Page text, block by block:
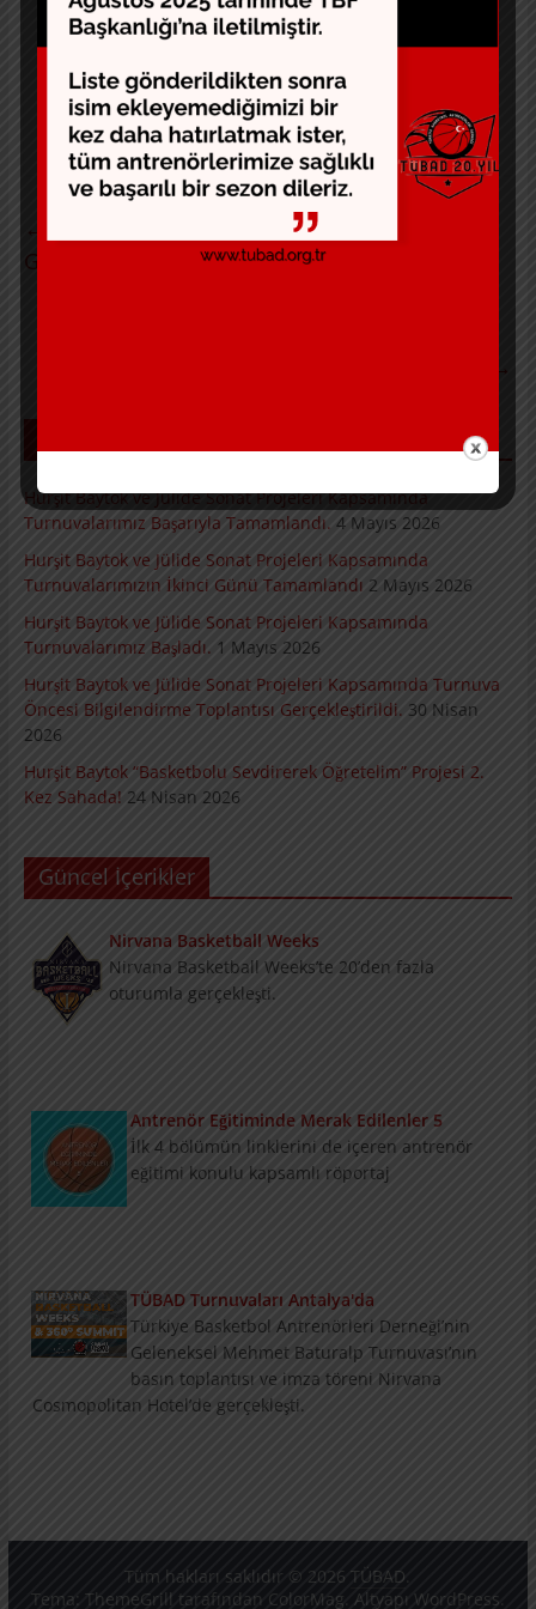
Kademe
Kaynak: www.tbf.org.tr
←
Bölgesel Antrenör Gelişim Semineri
Gaziantep’te Düzenlendi
→
Hurşit Baytok ve Jülide Sonat Projeleri Kapsamında
Turnuvalarımız Başarıyla Tamamlandı. 4 Mayıs 2026
Hurşit Baytok ve Jülide Sonat Projeleri Kapsamında
Turnuvalarımızın İkinci Günü Tamamlandı 2 Mayıs 2026
Hurşit Baytok ve Jülide Sonat Projeleri Kapsamında
Turnuvalarımız Başladı. 1 Mayıs 2026
Hurşit Baytok ve Jülide Sonat Projeleri Kapsamında Turnuva
Öncesi Bilgilendirme Toplantısı Gerçekleştirildi. 30 Nisan
2026
Hurşit Baytok “Basketbolu Sevdirerek Öğretelim” Projesi 2.
Kez Sahada! 24 Nisan 2026
Güncel İçerikler
Nirvana Basketball Weeks
Nirvana Basketball Weeks’te 20’den fazla
oturumla gerçekleşti.
Antrenör Eğitiminde Merak Edilenler 5
İlk 4 bölümün linklerini de içeren antrenör
eğitimi konulu kapsamlı röportaj
TÜBAD Turnuvaları Antalya'da
Türkiye Basketbol Antrenörleri Derneği’nin
Geleneksel Mehmet Baturalp Turnuvası’nın
basın toplantısı ve imza töreni Nirvana
Cosmopolitan Hotel’de gerçekleşti.
Tüm hakları saklıdır © 2026TÜBAD
Tema: ThemeGrill tarafından ColorMag. Altyapı WordPress